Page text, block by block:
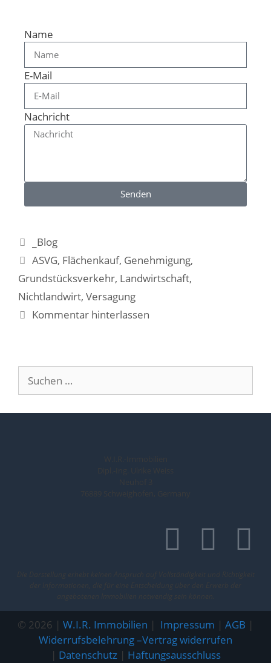
Name
E-Mail
Nachricht
Senden
_Blog
ASVG, Flächenkauf, Genehmigung,
Grundstücksverkehr, Landwirtschaft,
Nichtlandwirt, Versagung
Kommentar hinterlassen
© 2026 | W.I.R. Immobilien | Impressum | AGB |
Widerrufsbelehrung –Vertrag widerrufen
| Datenschutz| Haftungsausschluss